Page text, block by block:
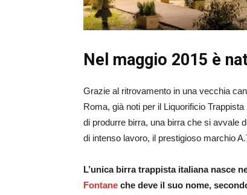
Nel maggio 2015 è
Grazie al ritrovamento in una vecchia
Roma, già noti per il Liquorificio
di produrre birra, una birra che si avvale
di intenso lavoro, il prestigioso marchio
L’unica birra trappista italiana nasce
Fontane che deve il suo nome,